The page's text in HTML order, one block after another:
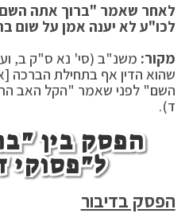
לאחר שאמר "ברוך אתה
לכו"ע לא יענה אמן על שום
מקור: משנ"ב (סי' נא ס"ק ב,
שהוא הדין אף בתחילת
השם" לפני שאמר "הקל האב
ד).
הפסק בין
ל"פסוקי
הפסק בדיבור